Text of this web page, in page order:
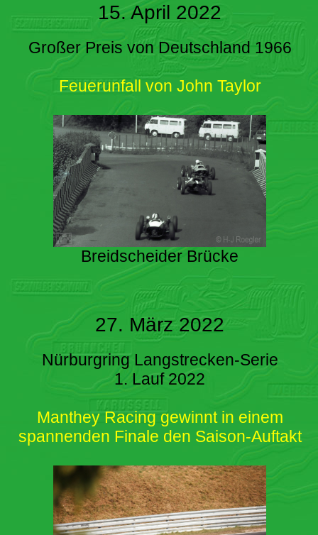
15. April 2022
Großer Preis von Deutschland 1966
Feuerunfall von John Taylor
Breidscheider Brücke
27. März 2022
Nürburgring Langstrecken-Serie
1. Lauf 2022
Manthey Racing gewinnt in einem
spannenden Finale den Saison-Auftakt